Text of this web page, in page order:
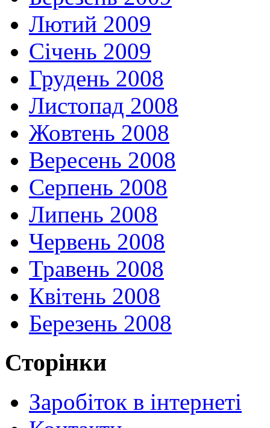
Лютий 2009
Січень 2009
Грудень 2008
Листопад 2008
Жовтень 2008
Вересень 2008
Серпень 2008
Липень 2008
Червень 2008
Травень 2008
Квітень 2008
Березень 2008
Сторінки
Заробіток в інтернеті